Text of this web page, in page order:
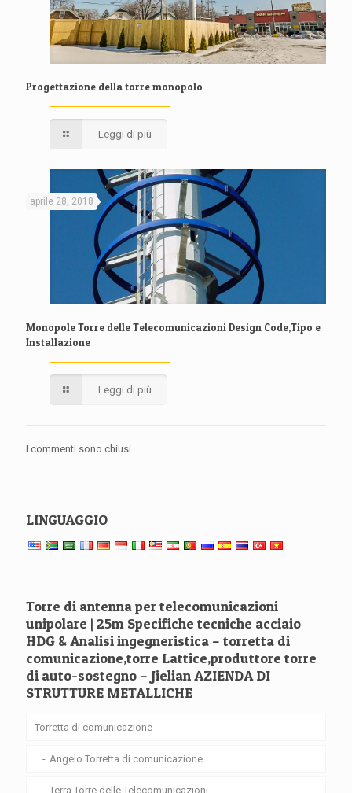
Progettazione della torre monopolo
Leggi di più
aprile 28, 2018
Monopole Torre delle Telecomunicazioni Design Code,Tipo e
Installazione
Leggi di più
I commenti sono chiusi.
LINGUAGGIO
Torre di antenna per telecomunicazioni
unipolare | 25m Specifiche tecniche acciaio
HDG & Analisi ingegneristica – torretta di
comunicazione,torre Lattice,produttore torre
di auto-sostegno – Jielian AZIENDA DI
STRUTTURE METALLICHE
Torretta di comunicazione
Angelo Torretta di comunicazione
Terra Torre delle Telecomunicazioni